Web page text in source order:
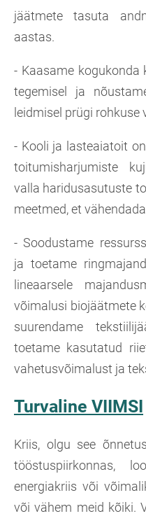
jäätmete tasuta
aastas.
- Kaasame kogukonda
tegemisel ja
leidmisel prügi rohkuse
- Kooli ja lasteaiatoit
toitumisharjumiste
valla haridusasutuste
meetmed, et
- Soodustame
ja toetame
lineaarsele
võimalusi biojäätmete
suurendame
toetame kasutatud
vahetusvõimalust ja
Turvaline VIIMSI
Kriis, olgu see
tööstuspiirkonnas,
energiakriis või
või vähem meid kõiki.